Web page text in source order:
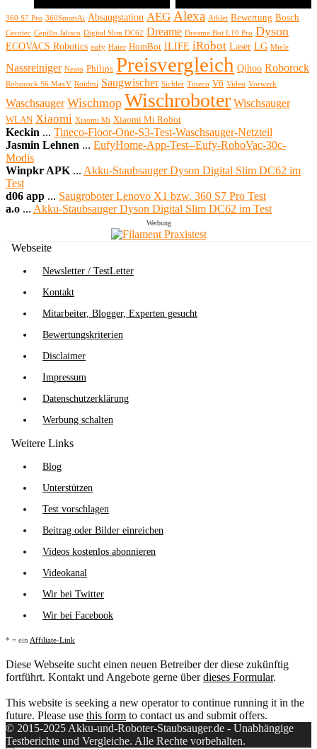
360 S7 Pro 360SmartAi Absaugstation AEG Alexa Athlet Bewertung Bosch
Cecotec Cepillo Jalisco Digital Slim DC62 Dreame Dreame Bot L10 Pro Dyson
ECOVACS Robotics eufy Haier HomBot ILIFE iRobot Laser LG Miele
Nassreiniger Neato Philips Preisvergleich Qihoo Roborock
Roborock S6 MaxV Roidmi Saugwischer Sichler Tineco V6 Video Vorwerk
Waschsauger Wischmop Wischroboter Wischsauger
WLAN Xiaomi Xiaomi Mi Xiaomi Mi Robot
Keckin ... Tineco-Floor-One-S3-Test-Waschsauger-Netzteil
Jasmin Lehnen ... EufyHome-App-Test--Eufy-RoboVac-30c-
Modis
Winpkr APK ... Akku-Staubsauger Dyson Digital Slim DC62 im
Test
d06 app ... Saugroboter Lenovo X1 bzw. 360 S7 Pro Test
a.o ... Akku-Staubsauger Dyson Digital Slim DC62 im Test
Werbung
Webseite
Newsletter / TestLetter
Kontakt
Mitarbeiter, Blogger, Experten gesucht
Bewertungskriterien
Disclaimer
Impressum
Datenschutzerklärung
Werbung schalten
Weitere Links
Blog
Unterstützen
Test vorschlagen
Beitrag oder Bilder einreichen
Videos kostenlos abonnieren
Videokanal
Wir bei Twitter
Wir bei Facebook
* = ein Affiliate-Link
Diese Webseite sucht einen neuen Betreiber der diese zukünftig
fortführt. Kontakt und Angebote gerne überdieses Formular.
This website is seeking a new operator to continue running it in the
future. Please use this form to contact us and submit offers.
© 2015-2025 Akku-und-Roboter-Staubsauger.de - Unabhängige
Testberichte und Vergleiche. Alle Rechte vorbehalten.